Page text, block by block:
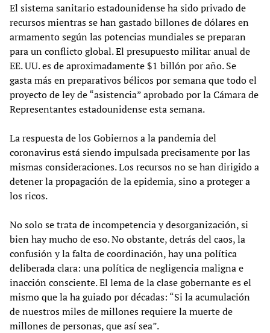
El sistema sanitario estadounidense ha sido privado de
recursos mientras se han gastado billones de dólares en
armamento según las potencias mundiales se preparan
para un conflicto global. El presupuesto militar anual de
EE. UU. es de aproximadamente $1 billón por año. Se
gasta más en preparativos bélicos por semana que todo el
proyecto de ley de “asistencia” aprobado por la Cámara de
Representantes estadounidense esta semana.
La respuesta de los Gobiernos a la pandemia del
coronavirus está siendo impulsada precisamente por las
mismas consideraciones. Los recursos no se han dirigido a
detener la propagación de la epidemia, sino a proteger a
los ricos.
No solo se trata de incompetencia y desorganización, si
bien hay mucho de eso. No obstante, detrás del caos, la
confusión y la falta de coordinación, hay una política
deliberada clara: una política de negligencia maligna e
inacción consciente. El lema de la clase gobernante es el
mismo que la ha guiado por décadas: “Si la acumulación
de nuestros miles de millones requiere la muerte de
millones de personas, que así sea”.